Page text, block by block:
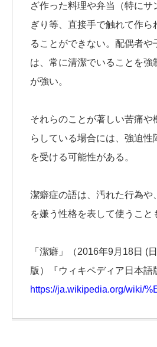
ざ作った料理や弁当（特にサ
ぎり等、直接手で触れて作ら
ることができない。配偶者や
は、常に清潔でいることを強
が強い。
それらのことが著しい苦痛や
らしている場合には、強迫性
を受ける可能性がある。
潔癖症の語は、汚れた行為や
を嫌う性格を表して使うこと
「潔癖」（2016年9月18日
版）『ウィキペディア日本語
https://ja.wikipedia.org/wiki/